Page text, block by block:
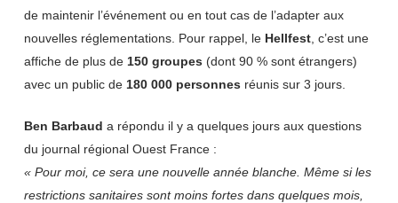
de maintenir l’événement ou en tout cas de l’adapter aux
nouvelles réglementations. Pour rappel, le Hellfest, c’est une
affiche de plus de 150 groupes (dont 90 % sont étrangers)
avec un public de 180 000 personnes réunis sur 3 jours.
Ben Barbaud a répondu il y a quelques jours aux questions
du journal régional Ouest France :
« Pour moi, ce sera une nouvelle année blanche. Même si les
restrictions sanitaires sont moins fortes dans quelques mois,